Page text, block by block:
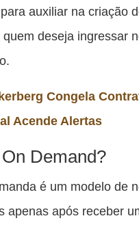
auxiliar na criação
deseja ingressar
Congela
Acende Alertas
Demand?
é um modelo de
apenas após receber